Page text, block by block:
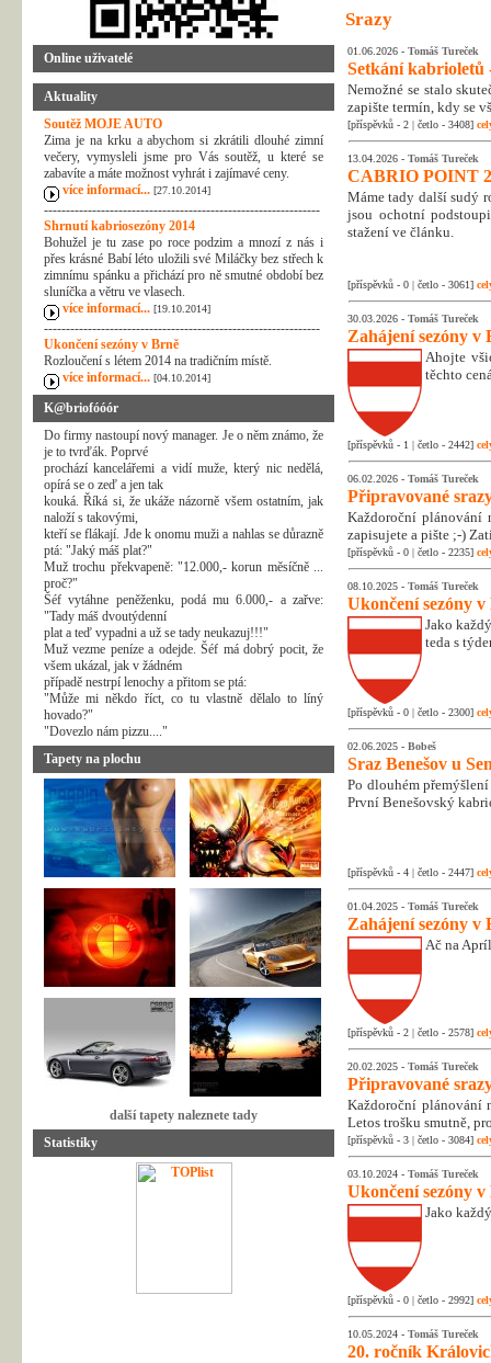
Online uživatelé
Aktuality
Soutěž MOJE AUTO
Zima je na krku a abychom si zkrátili dlouhé zimní
večery, vymysleli jsme pro Vás soutěž, u které se
zabavíte a máte možnost vyhrát i zajímavé ceny.
více informací... [27.10.2014]
---------------------------------------------------------------
Shrnutí kabriosezóny 2014
Bohužel je tu zase po roce podzim a mnozí z nás i
přes krásné Babí léto uložili své Miláčky bez střech k
zimnímu spánku a přichází pro ně smutné období bez
sluníčka a větru ve vlasech.
více informací... [19.10.2014]
---------------------------------------------------------------
Ukončení sezóny v Brně
Rozloučení s létem 2014 na tradičním místě.
více informací... [04.10.2014]
K@briofóóór
Do firmy nastoupí nový manager. Je o něm známo, že
je to tvrďák. Poprvé
prochází kancelářemi a vidí muže, který nic nedělá,
opírá se o zeď a jen tak
kouká. Říká si, že ukáže názorně všem ostatním, jak
naloží s takovými,
kteří se flákají. Jde k onomu muži a nahlas se důrazně
ptá: "Jaký máš plat?"
Muž trochu překvapeně: "12.000,- korun měsíčně ...
proč?"
Šéf vytáhne peněženku, podá mu 6.000,- a zařve:
"Tady máš dvoutýdenní
plat a teď vypadni a už se tady neukazuj!!!"
Muž vezme peníze a odejde. Šéf má dobrý pocit, že
všem ukázal, jak v žádném
případě nestrpí lenochy a přitom se ptá:
"Může mi někdo říct, co tu vlastně dělalo to líný
hovado?"
"Dovezlo nám pizzu...."
Tapety na plochu
další tapety naleznete tady
Statistiky
Srazy
01.06.2026 - Tomáš Tureček
Setkání kabrioletů
Nemožné se stalo
zapište termín, kdy se
[příspěvků - 2 | četlo - 3408]
13.04.2026 - Tomáš Tureček
CABRIO POINT
Máme tady další sudý
jsou ochotní
stažení ve článku.
[příspěvků - 0 | četlo - 3061]
30.03.2026 - Tomáš Tureček
Zahájení sezóny v
Ahojte
těchto
[příspěvků - 1 | četlo - 2442]
06.02.2026 - Tomáš Tureček
Připravované
Každoroční plánování
zapisujete a pište ;-)
[příspěvků - 0 | četlo - 2235]
08.10.2025 - Tomáš Tureček
Ukončení sezóny v
Jako
teda s
[příspěvků - 0 | četlo - 2300]
02.06.2025 - Bobeš
Sraz Benešov u
Po dlouhém
První Benešovský
[příspěvků - 4 | četlo - 2447]
01.04.2025 - Tomáš Tureček
Zahájení sezóny v
Ač na
[příspěvků - 2 | četlo - 2578]
20.02.2025 - Tomáš Tureček
Připravované
Každoroční plánování
Letos trošku smutně,
[příspěvků - 3 | četlo - 3084]
03.10.2024 - Tomáš Tureček
Ukončení sezóny v
Jako
[příspěvků - 0 | četlo - 2992]
10.05.2024 - Tomáš Tureček
20. ročník